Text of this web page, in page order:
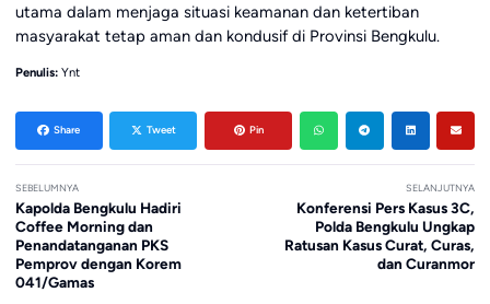
utama dalam menjaga situasi keamanan dan ketertiban
masyarakat tetap aman dan kondusif di Provinsi Bengkulu.
Penulis: Ynt
Share Tweet Pin
SEBELUMNYA
Kapolda Bengkulu Hadiri
Coffee Morning dan
Penandatanganan PKS
Pemprov dengan Korem
041/Gamas
SELANJUTNYA
Konferensi Pers Kasus 3C,
Polda Bengkulu Ungkap
Ratusan Kasus Curat, Curas,
dan Curanmor